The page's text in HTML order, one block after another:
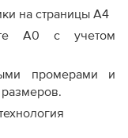
по росту
на страницы А4
А0 с учетом
промерами и
размеров.